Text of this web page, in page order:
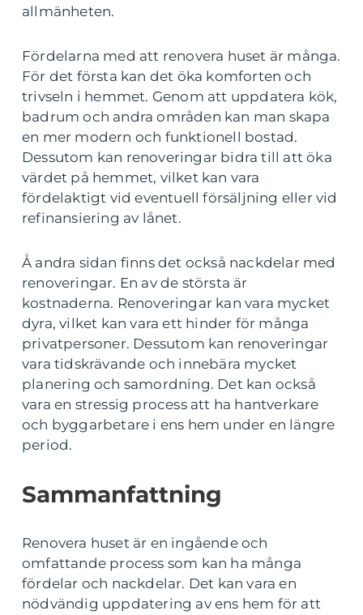
allmänheten.
Fördelarna med att renovera huset är många.
För det första kan det öka komforten och
trivseln i hemmet. Genom att uppdatera kök,
badrum och andra områden kan man skapa
en mer modern och funktionell bostad.
Dessutom kan renoveringar bidra till att öka
värdet på hemmet, vilket kan vara
fördelaktigt vid eventuell försäljning eller vid
refinansiering av lånet.
Å andra sidan finns det också nackdelar med
renoveringar. En av de största är
kostnaderna. Renoveringar kan vara mycket
dyra, vilket kan vara ett hinder för många
privatpersoner. Dessutom kan renoveringar
vara tidskrävande och innebära mycket
planering och samordning. Det kan också
vara en stressig process att ha hantverkare
och byggarbetare i ens hem under en längre
period.
Sammanfattning
Renovera huset är en ingående och
omfattande process som kan ha många
fördelar och nackdelar. Det kan vara en
nödvändig uppdatering av ens hem för att